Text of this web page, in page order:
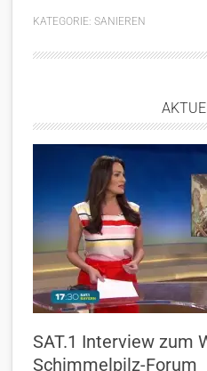
KATEGORIE: SANIEREN
SAT.1 Interview zum
Schimmelpilz-Forum